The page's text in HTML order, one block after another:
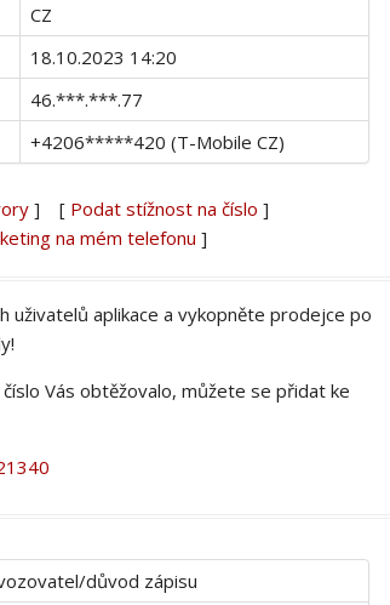
CZ
18.10.2023 14:20
46.***.***.77
+4206*****420 (T-Mobile CZ)
] [ Podat stížnost na číslo ]
na mém telefonu ]
uživatelů aplikace a vykopněte prodejce po
Vás obtěžovalo, můžete se přidat ke
důvod zápisu